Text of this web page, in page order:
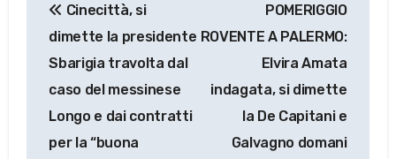
articoli
Cinecittà, si
dimette la presidente
Sbarigia travolta dal
caso del messinese
Longo e dai contratti
per la “buona
POMERIGGIO
ROVENTE A PALERMO:
Elvira Amata
indagata, si dimette
la De Capitani e
Galvagno domani